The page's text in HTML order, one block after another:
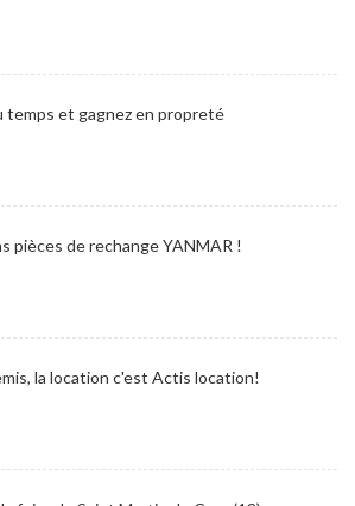
temps et gagnez en propreté
pièces de rechange YANMAR !
la location c'est Actis location!